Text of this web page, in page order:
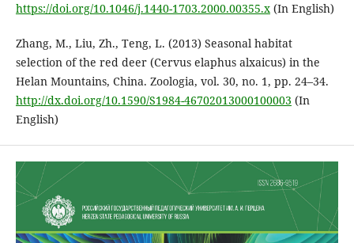
https://doi.org/10.1046/j.1440-1703.2000.00355.x(In English)
Zhang, M., Liu, Zh., Teng, L. (2013) Seasonal habitat
selection of the red deer (Cervus elaphus alxaicus) in the
Helan Mountains, China. Zoologia, vol. 30, no. 1, pp. 24–34.
http://dx.doi.org/10.1590/S1984-46702013000100003 (In
English)